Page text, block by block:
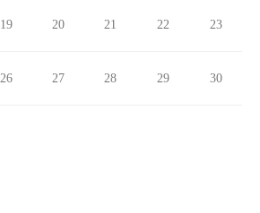
19 20 21 22 23
26 27 28 29 30